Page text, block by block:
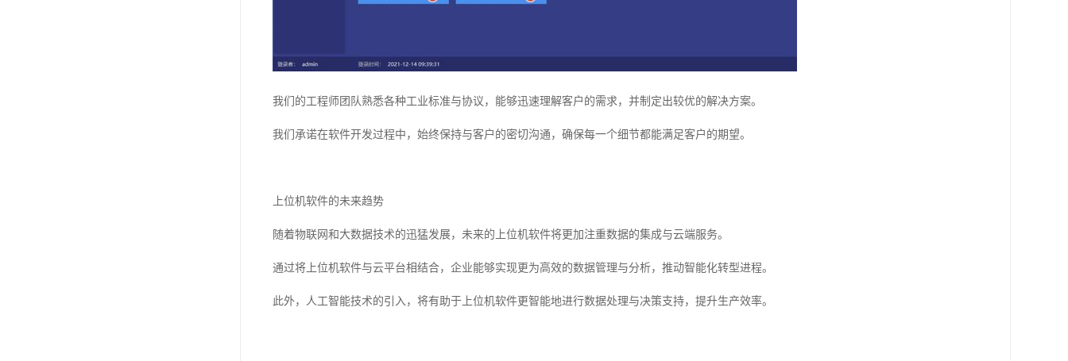
我们的工程师团队熟悉各种工业标准与协议，能够迅速理解客户的需求，并制定出较优的解决方案。
我们承诺在软件开发过程中，始终保持与客户的密切沟通，确保每一个细节都能满足客户的期望。
上位机软件的未来趋势
随着物联网和大数据技术的迅猛发展，未来的上位机软件将更加注重数据的集成与云端服务。
通过将上位机软件与云平台相结合，企业能够实现更为高效的数据管理与分析，推动智能化转型进程。
此外，人工智能技术的引入，将有助于上位机软件更智能地进行数据处理与决策支持，提升生产效率。